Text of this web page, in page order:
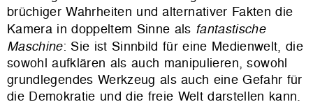
brüchiger Wahrheiten und alternativer Fakten die
Kamera in doppeltem Sinne als fantastische
Maschine: Sie ist Sinnbild für eine Medienwelt, die
sowohl aufklären als auch manipulieren, sowohl
grundlegendes Werkzeug als auch eine Gefahr für
die Demokratie und die freie Welt darstellen kann.